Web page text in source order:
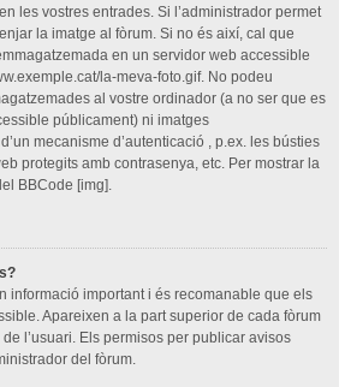
les vostres entrades. Si l’administrador permet
la imatge al fòrum. Si no és així, cal que
en un servidor web accessible
la-meva-foto.gif. No podeu
al vostre ordinador (a no ser que es
públicament) ni imatges
mecanisme d’autenticació , p.ex. les bústies
protegits amb contrasenya, etc. Per mostrar la
BBCode [img].
informació important i és recomanable que els
Apareixen a la part superior de cada fòrum
l’usuari. Els permisos per publicar avisos
del fòrum.